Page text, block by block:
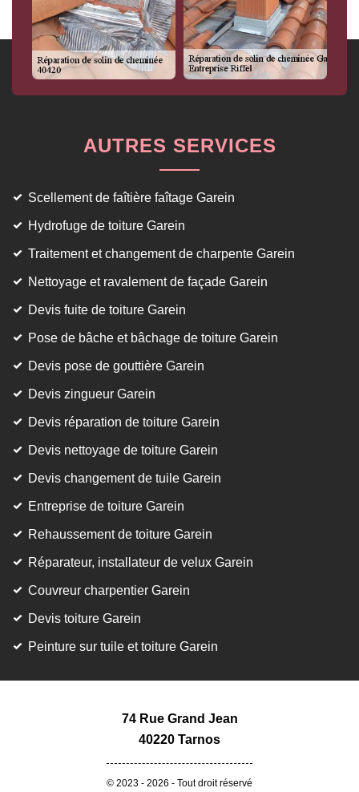
AUTRES SERVICES
Scellement de faîtière faîtage Garein
Hydrofuge de toiture Garein
Traitement et changement de charpente Garein
Nettoyage et ravalement de façade Garein
Devis fuite de toiture Garein
Pose de bâche et bâchage de toiture Garein
Devis pose de gouttière Garein
Devis zingueur Garein
Devis réparation de toiture Garein
Devis nettoyage de toiture Garein
Devis changement de tuile Garein
Entreprise de toiture Garein
Rehaussement de toiture Garein
Réparateur, installateur de velux Garein
Couvreur charpentier Garein
Devis toiture Garein
Peinture sur tuile et toiture Garein
74 Rue Grand Jean
40220 Tarnos
© 2023 - 2026 - Tout droit réservé